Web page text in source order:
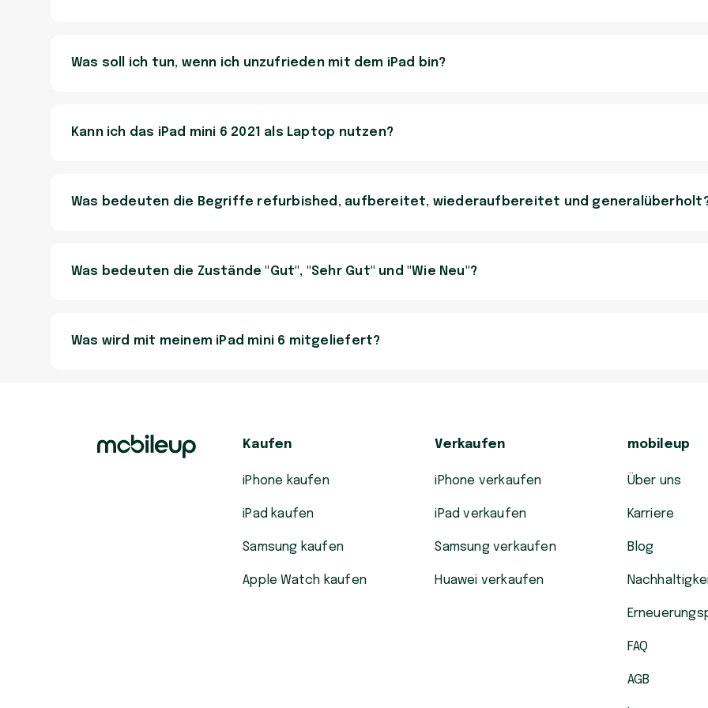
Was soll ich tun, wenn ich unzufrieden mit dem iPad bin?
Kann ich das iPad mini 6 2021 als Laptop nutzen?
Was bedeuten die Begriffe refurbished, aufbereitet, wiederaufbereitet und
Was bedeuten die Zustände "Gut", "Sehr Gut" und "Wie Neu"?
Was wird mit meinem iPad mini 6 mitgeliefert?
Kaufen
iPhone kaufen
iPad kaufen
Samsung kaufen
Apple Watch kaufen
Verkaufen
iPhone verkaufen
iPad verkaufen
Samsung verkaufen
Huawei verkaufen
mobileup
Über uns
Karriere
Blog
FAQ
AGB